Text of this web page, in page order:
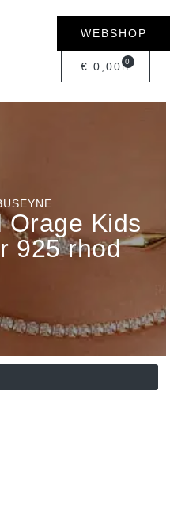
WEBSHOP
€ 0,00 0
Orage Kids
925 rhod